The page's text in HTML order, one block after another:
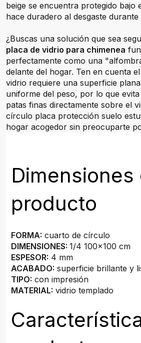
beige se encuentra protegido bajo
hace duradero al desgaste durante
¿Buscas una solución que sea
placa de vidrio para chimenea
perfectamente como una
delante del hogar. Ten en cuenta
vidrio requiere una superficie
uniforme del peso, por lo que
patas finas directamente sobre el
círculo placa protección suelo
hogar acogedor sin preocuparte
Dimensiones
producto
FORMA: cuarto de círculo
DIMENSIONES: 1/4 100x100 cm
ESPESOR: 4 mm
ACABADO: superficie brillante y
TIPO: con impresión
MATERIAL: vidrio templado